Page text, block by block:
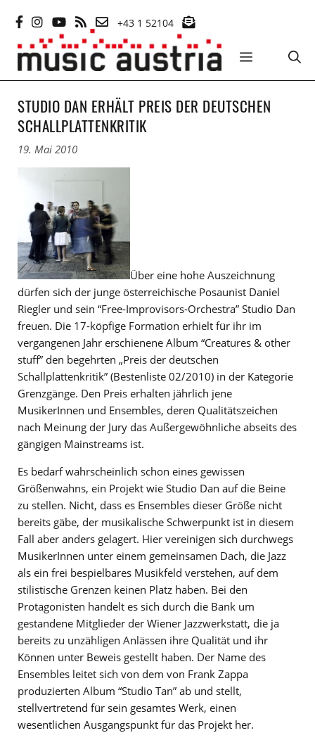
Inhalt
springen
+43 1 52104
MENÜ
STUDIO DAN ERHÄLT PREIS DER DEUTSCHEN
SCHALLPLATTENKRITIK
19. Mai 2010
Über eine hohe Auszeichnung
dürfen sich der junge österreichische Posaunist Daniel
Riegler und sein “Free-Improvisors-Orchestra” Studio Dan
freuen. Die 17-köpfige Formation erhielt für ihr im
vergangenen Jahr erschienene Album “Creatures & other
stuff” den begehrten „Preis der deutschen
Schallplattenkritik” (Bestenliste 02/2010) in der Kategorie
Grenzgänge. Den Preis erhalten jährlich jene
MusikerInnen und Ensembles, deren Qualitätszeichen
nach Meinung der Jury das Außergewöhnliche abseits des
gängigen Mainstreams ist.
Es bedarf wahrscheinlich schon eines gewissen
Größenwahns, ein Projekt wie Studio Dan auf die Beine
zu stellen. Nicht, dass es Ensembles dieser Größe nicht
bereits gäbe, der musikalische Schwerpunkt ist in diesem
Fall aber anders gelagert. Hier vereinigen sich durchwegs
MusikerInnen unter einem gemeinsamen Dach, die Jazz
als ein frei bespielbares Musikfeld verstehen, auf dem
stilistische Grenzen keinen Platz haben. Bei den
Protagonisten handelt es sich durch die Bank um
gestandene Mitglieder der Wiener Jazzwerkstatt, die ja
bereits zu unzähligen Anlässen ihre Qualität und ihr
Können unter Beweis gestellt haben. Der Name des
Ensembles leitet sich von dem von Frank Zappa
produzierten Album “Studio Tan” ab und stellt,
stellvertretend für sein gesamtes Werk, einen
wesentlichen Ausgangspunkt für das Projekt her.